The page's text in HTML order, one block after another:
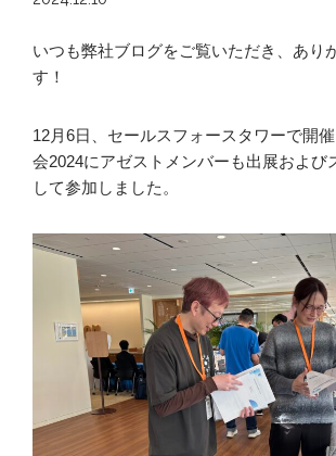
いつも弊社ブログをご覧いただき、あり
す！
12月6日、セールスフォースタワーで開
会2024にアゼストメンバーも出展および
して参加しました。